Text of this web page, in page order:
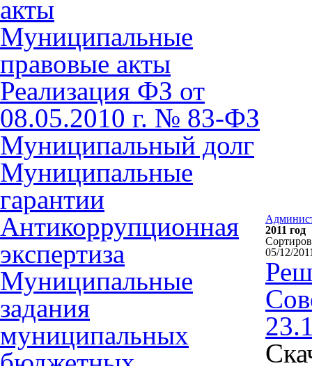
акты
Муниципальные
правовые акты
Реализация ФЗ от
08.05.2010 г. № 83-ФЗ
Муниципальный долг
Муниципальные
гарантии
Антикоррупционная
экспертиза
Муниципальные
задания
муниципальных
2011 год
05/12/